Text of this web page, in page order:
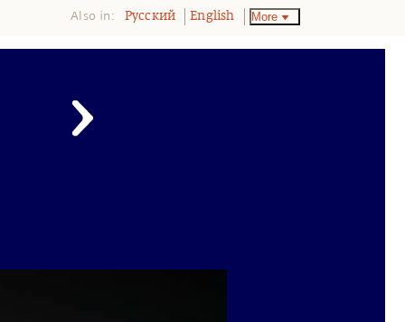
Also in: Pусский English More